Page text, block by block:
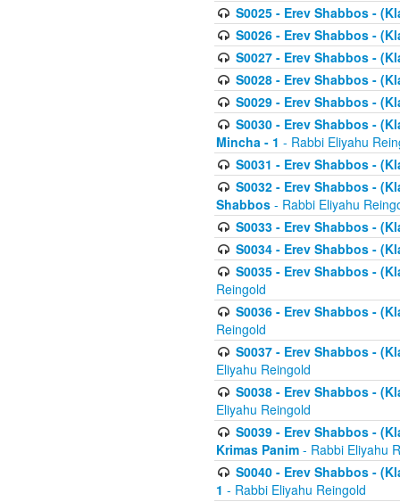
S0025 - Erev Shabbos -
S0026 - Erev Shabbos -
S0027 - Erev Shabbos -
S0028 - Erev Shabbos -
S0029 - Erev Shabbos -
S0030 - Erev Shabbos -
Mincha - 1 - Rabbi Eliyahu
S0031 - Erev Shabbos -
S0032 - Erev Shabbos -
Shabbos - Rabbi Eliyahu
S0033 - Erev Shabbos -
S0034 - Erev Shabbos -
S0035 - Erev Shabbos -
Reingold
S0036 - Erev Shabbos -
Reingold
S0037 - Erev Shabbos -
Eliyahu Reingold
S0038 - Erev Shabbos -
Eliyahu Reingold
S0039 - Erev Shabbos -
Krimas Panim - Rabbi Eliyahu
S0040 - Erev Shabbos -
1 - Rabbi Eliyahu Reingold